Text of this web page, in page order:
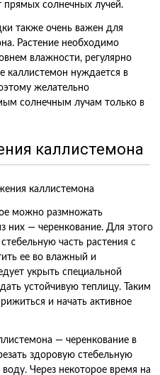
солнечных лучей.
также очень важен для
Растение необходимо
влажности, регулярно
каллистемон нуждается в
желательно
солнечным лучам только в
каллистемона
можно размножать
них — черенкование. Для этого
часть растения с
ее во влажный и
укрыть специальной
устойчивую теплицу. Таким
и начать активное
— черенкование в
здоровую стебельную
Через некоторое время на